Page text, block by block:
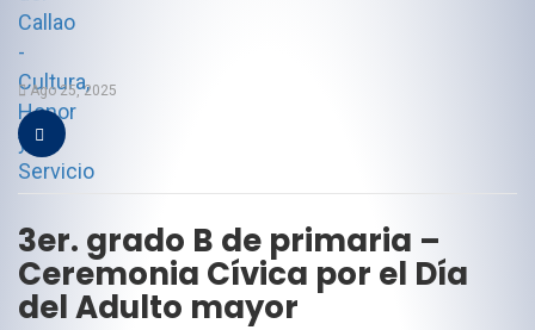
Ago 25, 2025
3er. grado B de primaria –
Ceremonia Cívica por el Día
del Adulto mayor